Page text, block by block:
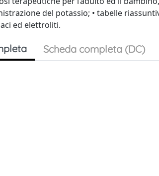
del potassio; • tabelle
ed elettroliti.
Scheda completa (DC)